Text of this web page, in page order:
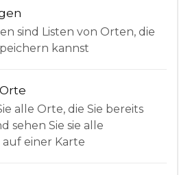
sind Listen von Orten, die
kannst
alle Orte, die Sie bereits
sehen Sie sie alle
einer Karte